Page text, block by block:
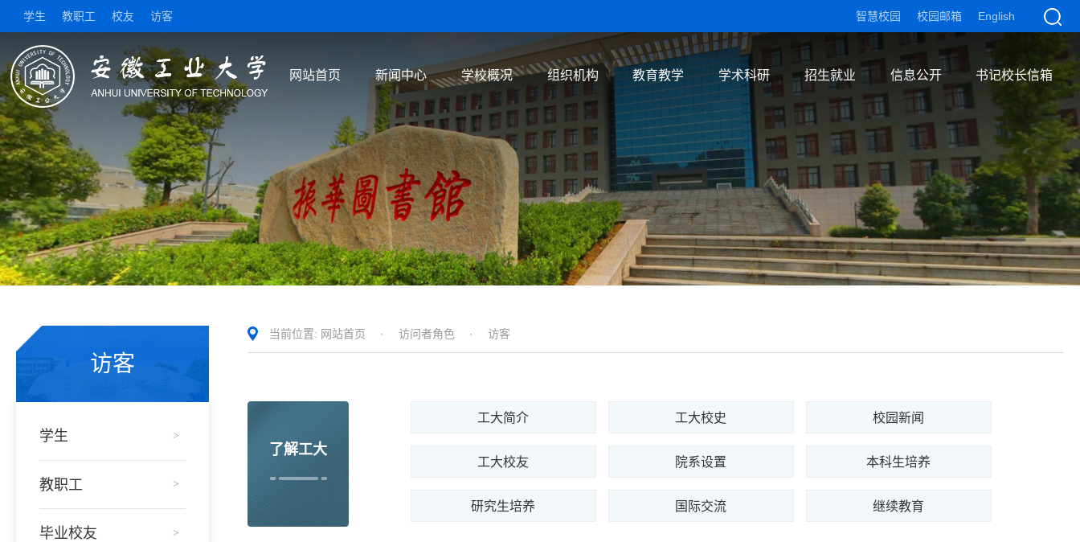
学生 教职工 校友 访客 智慧校园 校园邮箱 English
网站首页 新闻中心 学校概况 组织机构 教育教学 学术科研 招生就业 信息公开 书记校长信箱
访客
学生 >
教职工 >
毕业校友 >
当前位置: 网站首页 · 访问者角色 · 访客
了解工大
工大简介 工大校史 校园新闻
工大校友 院系设置 本科生培养
研究生培养 国际交流 继续教育